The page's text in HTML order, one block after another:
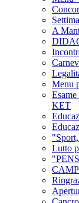
A
Menu
KET
Lutto